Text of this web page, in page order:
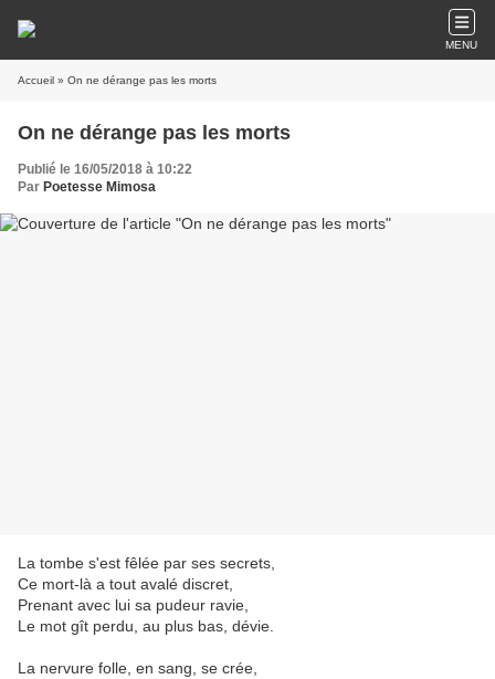
MENU
Accueil » On ne dérange pas les morts
On ne dérange pas les morts
Publié le 16/05/2018 à 10:22
Par Poetesse Mimosa
La tombe s'est fêlée par ses secrets,
Ce mort-là a tout avalé discret,
Prenant avec lui sa pudeur ravie,
Le mot gît perdu, au plus bas, dévie.
La nervure folle, en sang, se crée,